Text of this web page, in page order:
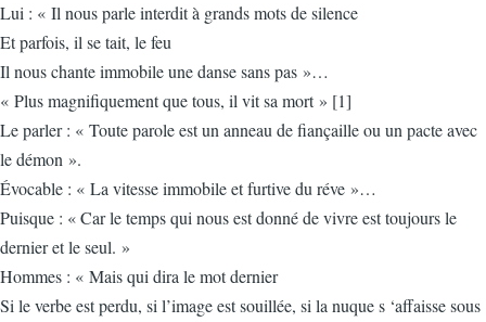
Lui : « Il nous parle interdit à grands mots de silence
Et parfois, il se tait, le feu
Il nous chante immobile une danse sans pas »…
« Plus magnifiquement que tous, il vit sa mort » [1]
Le parler : « Toute parole est un anneau de fiançaille ou un pacte avec
le démon ».
Évocable : « La vitesse immobile et furtive du réve »…
Puisque : « Car le temps qui nous est donné de vivre est toujours le
dernier et le seul. »
Hommes : « Mais qui dira le mot dernier
Si le verbe est perdu, si l’image est souillée, si la nuque s ‘affaisse sous